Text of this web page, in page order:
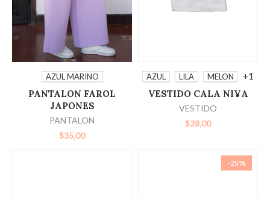
SELECCIONAR
OPCIONES
AZUL MARINO
PANTALON FAROL
JAPONES
PANTALON
$35,00
SELECCIONAR
OPCIONES
AZUL LILA MELON +1
VESTIDO CALA NI¥A
VESTIDO
$28,00
-25%